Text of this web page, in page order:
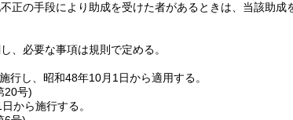
正の手段により助成を受けた者があるときは、当該助
、必要な事項は規則で定める。
行し、昭和48年10月1日から適用する。
20号)
から施行する。